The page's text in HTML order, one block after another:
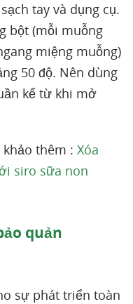
tay và dụng cụ.
bột (mỗi muỗng
miệng muỗng)
50 độ. Nên dùng
kể từ khi mở
khảo thêm : Xóa
siro sữa non
quản
sự phát triển toàn